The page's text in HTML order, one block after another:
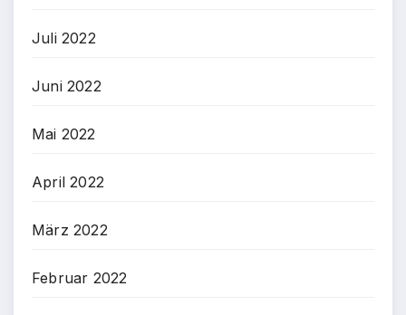
Juli 2022
Juni 2022
Mai 2022
April 2022
März 2022
Februar 2022